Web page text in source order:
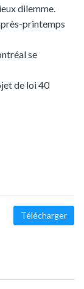
dilemme.
printemps
se
de loi 40
Télécharger